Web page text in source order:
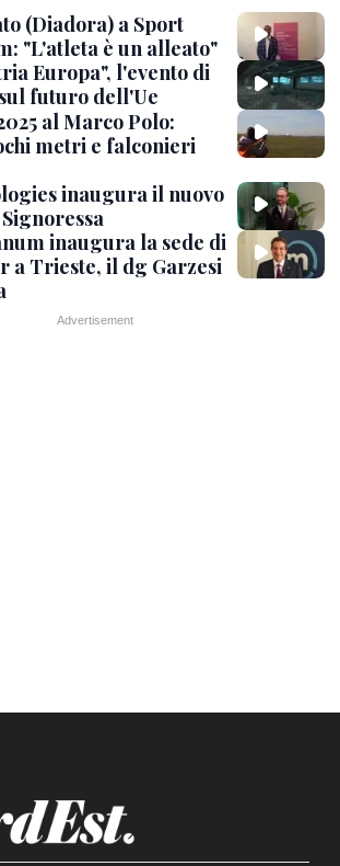
(Diadora) a Sport
"L'atleta è un alleato"
Europa", l'evento di
futuro dell'Ue
al Marco Polo:
metri e falconieri
inaugura il nuovo
inaugura la sede di
a Trieste, il dg Garzesi